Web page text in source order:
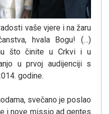
vaše vjere i na žaru
hvala Bogu! (…)
što činite u Crkvi i u
u prvoj audijenciji s
godine.
svečano je poslao
i nove missio ad gentes